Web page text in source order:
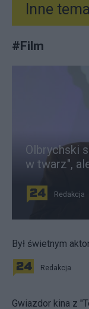
Inne
#Film
Olbrychski
w twarz",
Redakcja
Był świetnym
Redakcja
Gwiazdor kina z